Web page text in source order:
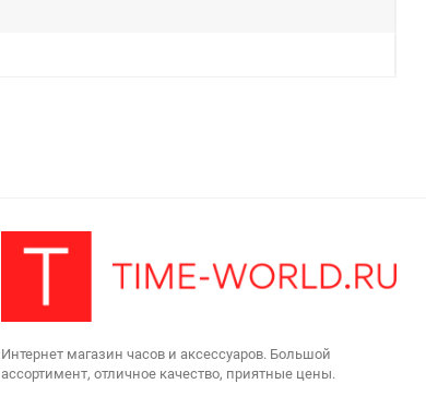
Интернет магазин часов и аксессуаров. Большой
ассортимент, отличное качество, приятные цены.